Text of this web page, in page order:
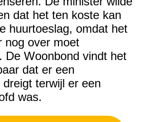
dat het ten koste kan
huurtoeslag, omdat het
nog over moet
De Woonbond vindt het
dat er een
dreigt terwijl er een
was.